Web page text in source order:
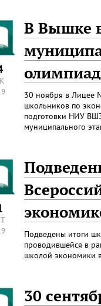
В Вышке
30 ноября в Лицее
школьников по
подготовки НИУ
муниципального
Подведены итоги
проводившейся в
школой экономики
30